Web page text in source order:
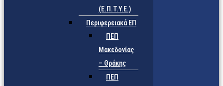
(Ε.Π.Τ.Υ.Ε.)
Περιφερειακά ΕΠ
ΠΕΠ
Μακεδονίας
– Θράκης
ΠΕΠ